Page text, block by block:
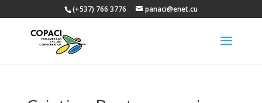
(+537) 766 3776 panaci@enet.cu